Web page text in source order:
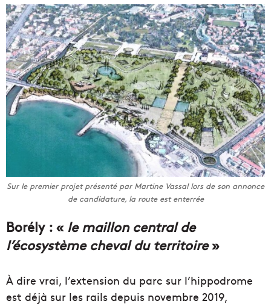
Sur le premier projet présenté par Martine Vassal lors de son annonce
de candidature, la route est enterrée
Borély : «le maillon central de
l’écosystème cheval du territoire»
À dire vrai, l’extension du parc sur l’hippodrome
est déjà sur les rails depuis novembre 2019,